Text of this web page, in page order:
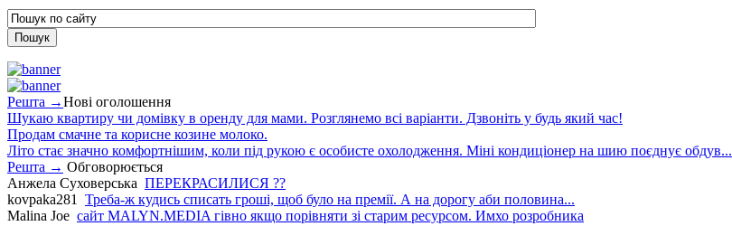
Решта →Нові оголошення
Шукаю квартиру чи домівку в оренду для мами. Розглянемо всі варіанти. Дзвоніть у будь який час!
Продам смачне та корисне козине молоко.
Літо стає значно комфортнішим, коли під рукою є особисте охолодження. Міні кондиціонер на шию поєднує обдув...
Решта → Обговорюється
Анжела Суховерська ПЕРЕКРАСИЛИСЯ ??
kovpaka281
Треба-ж кудись списать гроші, щоб було на премії. А на дорогу аби половина...
Malina Joe сайт MALYN.MEDIA гiвно якщо порiвняти зi старим ресурсом. Имхо розробника